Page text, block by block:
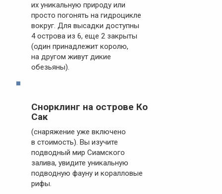
их уникальную природу или
просто погонять на гидроцикле
вокруг. Для высадки доступны
4 острова из 6, еще 2 закрыты
(один принадлежит королю,
на другом живут дикие
обезьяны).
Снорклинг на острове Ко
Сак
(снаряжение уже включено
в стоимость). Вы изучите
подводный мир Сиамского
залива, увидите уникальную
подводную фауну и коралловые
рифы.